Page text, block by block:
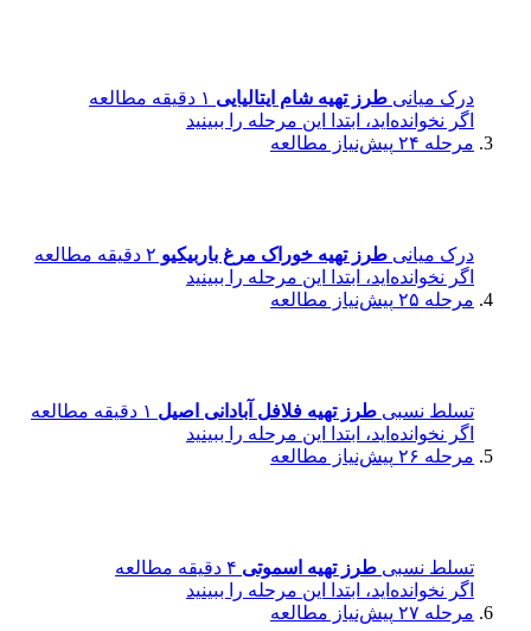
درک میانی طرز تهیه شام ایتالیایی ۱ دقیقه مطالعه
اگر نخوانده‌اید، ابتدا این مرحله را ببینید
مرحله ۲۴
پیش‌نیاز مطالعه
درک میانی طرز تهیه خوراک مرغ باربیکیو ۲ دقیقه مطالعه
اگر نخوانده‌اید، ابتدا این مرحله را ببینید
مرحله ۲۵
پیش‌نیاز مطالعه
تسلط نسبی طرز تهیه فلافل آبادانی اصیل ۱ دقیقه مطالعه
اگر نخوانده‌اید، ابتدا این مرحله را ببینید
مرحله ۲۶
پیش‌نیاز مطالعه
تسلط نسبی طرز تهیه اسموتی ۴ دقیقه مطالعه
اگر نخوانده‌اید، ابتدا این مرحله را ببینید
مرحله ۲۷
پیش‌نیاز مطالعه